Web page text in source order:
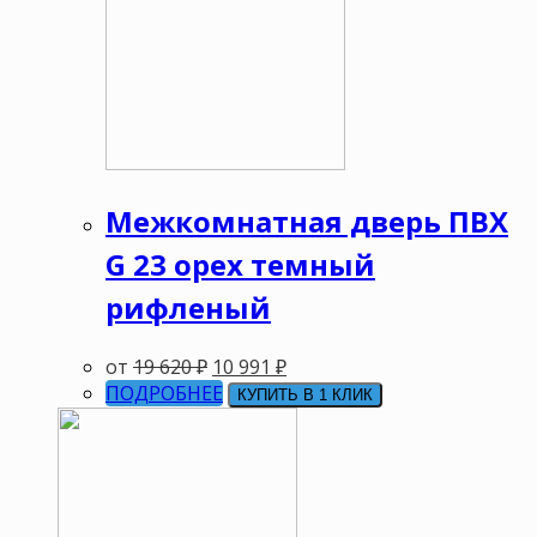
Межкомнатная дверь ПВХ
G 23 орех темный
рифленый
от 19 620₽ 10 991 ₽
ПОДРОБНЕЕ
КУПИТЬ В 1 КЛИК